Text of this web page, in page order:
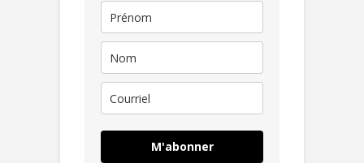
M'abonner